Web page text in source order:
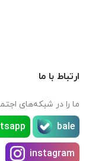
ارتباط با ما
ما را در شبکه‌های
bale
instagram